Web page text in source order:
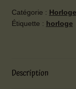
de
merisier
Catégorie :
Étiquette : horloge
Description